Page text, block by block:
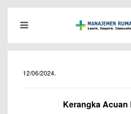
12/06/2024.
Kerangka Acuan